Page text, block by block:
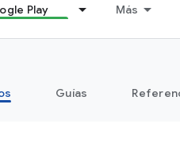
Play Más
Guías